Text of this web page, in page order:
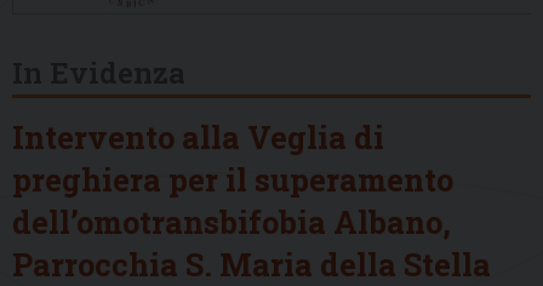
Intervento alla Veglia di
preghiera per il superamento
dell’omotransbifobia Albano,
Parrocchia S. Maria della Stella